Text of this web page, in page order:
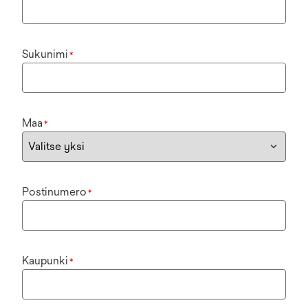
Sukunimi *
Maa *
Postinumero *
Kaupunki *